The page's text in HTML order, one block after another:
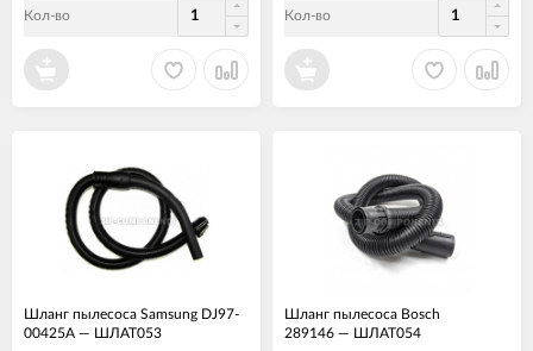
Кол-во Кол-во
Шланг пылесоса Samsung DJ97-
00425A — ШЛАТ053
Шланг пылесоса Bosch
289146 — ШЛАТ054